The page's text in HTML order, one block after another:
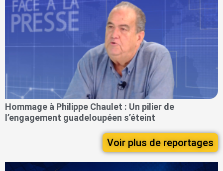
Hommage à Philippe Chaulet : Un pilier de
l’engagement guadeloupéen s’éteint
Voir plus de reportages